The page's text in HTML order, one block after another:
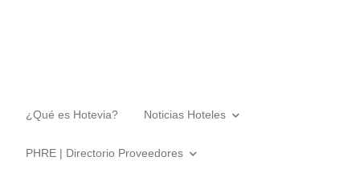
¿Qué es Hotevia? Noticias Hoteles
PHRE | Directorio Proveedores